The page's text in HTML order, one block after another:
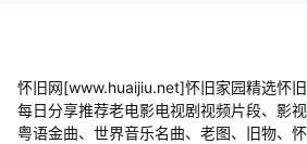
怀旧网[www.huaijiu.net]怀旧家园精选怀
每日分享推荐老电影电视剧视频片段、影
粤语金曲、世界音乐名曲、老图、旧物、